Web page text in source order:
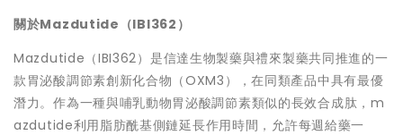
關於Mazdutide（IBI362）
Mazdutide（IBI362）是信達生物製藥與禮來製藥共同推進的一
款胃泌酸調節素創新化合物（OXM3），在同類產品中具有最優
潛力。作為一種與哺乳動物胃泌酸調節素類似的長效合成肽，m
azdutide利用脂肪酰基側鏈延長作用時間，允許每週給藥一